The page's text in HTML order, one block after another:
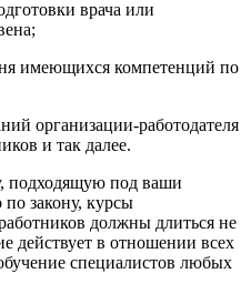
врача или
имеющихся компетенций по
организации-работодателя
и так далее.
подходящую под ваши
закону, курсы
должны длиться не
действует в отношении всех
специалистов любых